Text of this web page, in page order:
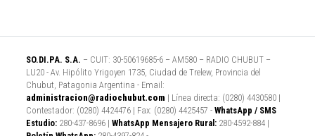
SO.DI.PA. S.A. – CUIT: 30-50619685-6 – AM580 – RADIO CHUBUT –
LU20 - Av. Hipólito Yrigoyen 1735, Ciudad de Trelew, Provincia del
Chubut, Patagonia Argentina - Email:
administracion@radiochubut.com | Línea directa: (0280) 4430580 |
Contestador: (0280) 4424476 | Fax: (0280) 4425457 - WhatsApp / SMS
Estudio: 280-437-8696 | WhatsApp Mensajero Rural: 280-4592-884 |